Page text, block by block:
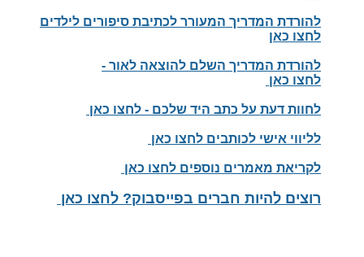
להורדת המדריך המעורר לכתיבת סיפורים לילדים
לחצו כאן
להורדת המדריך השלם להוצאה לאור -
לחצו כאן
לחוות דעת על כתב היד שלכם - לחצו כאן
לליווי אישי לכותבים לחצו כאן
לקריאת מאמרים נוספים לחצו כאן
רוצים להיות חברים בפייסבוק? לחצו כאן